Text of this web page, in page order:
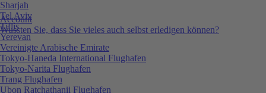
Account
Wussten Sie, dass Sie vieles auch selbst erledigen können?
Sharjah
Tel Aviv
Tiflis
Yerevan
Vereinigte Arabische Emirate
Tokyo-Haneda International Flughafen
Tokyo-Narita Flughafen
Trang Flughafen
Ubon Ratchathanii Flughafen